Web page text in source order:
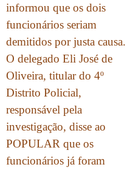
informou que os dois
funcionários seriam
demitidos por justa causa.
O delegado Eli José de
Oliveira, titular do 4º
Distrito Policial,
responsável pela
investigação, disse ao
POPULAR que os
funcionários já foram